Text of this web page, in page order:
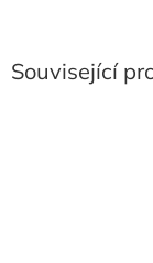
Související